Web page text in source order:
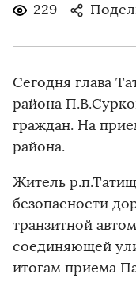
229
Сегодня глава
района
граждан. На
района.
Житель
безопасности
транзитной
соединяющей
итогам приема